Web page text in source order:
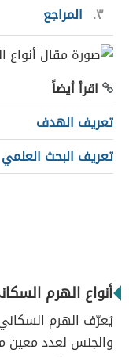
٣
المراجع
اقرأ أيضاً
تعريف الهدف
تعريف البحث العلمي
أنواع الهرم
يُعرّف الهرم
والجنس لعدد معين